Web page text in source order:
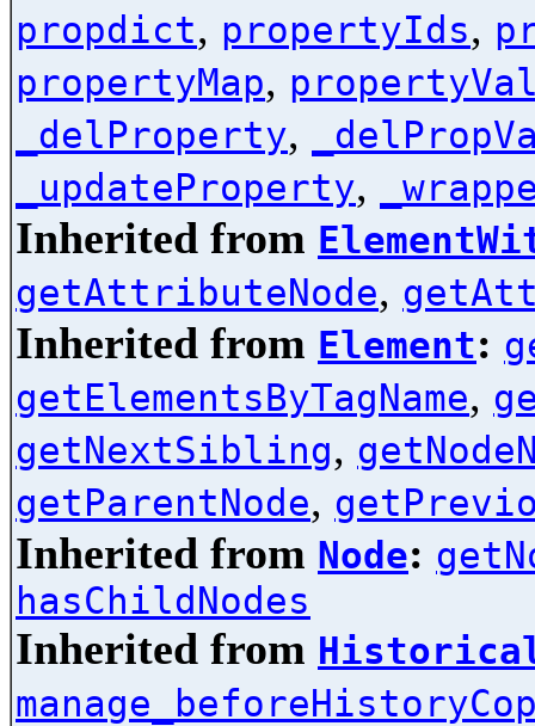
propdict, propertyIds,
propertyMap,
_delProperty,
_updateProperty,
Inherited from
getAttributeNode,
Inherited from Element:
getElementsByTagName,
getNextSibling,
getParentNode,
Inherited from Node:
hasChildNodes
Inherited from